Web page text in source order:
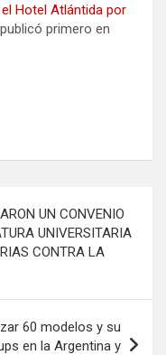
Hotel Atlántida por
primero en
UN CONVENIO
UNIVERSITARIA
CONTRA LA
60 modelos y su
en la Argentina y